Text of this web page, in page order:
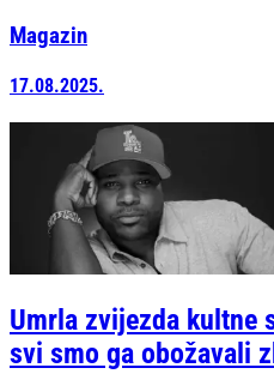
Magazin
17.08.2025.
Umrla zvijezda kultne
svi smo ga obožavali